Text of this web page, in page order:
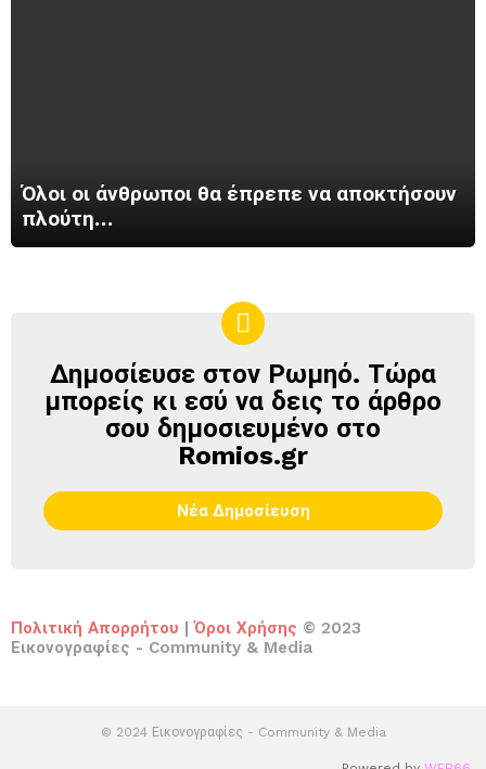
Όλοι οι άνθρωποι θα έπρεπε να αποκτήσουν
πλούτη…
ΔΗΜΟΣΊΕΥΣΕ
ΣΤΟΝ
ΡΩΜΗΌ
Δημοσίευσε στον Ρωμηό. Τώρα
μπορείς κι εσύ να δεις το άρθρο
σου δημοσιευμένο στο
Romios.gr
Νέα Δημοσίευση
Πολιτική Απορρήτου Όροι Χρήσης © 2023
Εικονογραφίες - Community & Media
© 2024 Εικονογραφίες - Community & Media